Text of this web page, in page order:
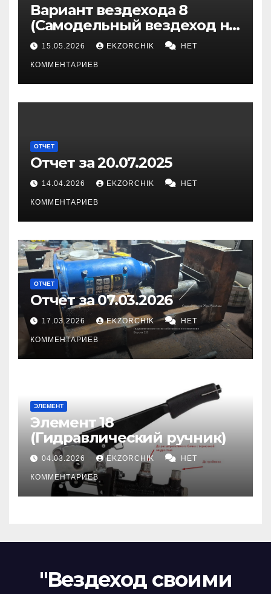
Вариант вездехода 8
(Самодельный вездеход на
гусеницах)
15.05.2026 EKZORCHIK НЕТ
КОММЕНТАРИЕВ
ОТЧЕТ
Отчет за 20.07.2025
14.04.2026 EKZORCHIK НЕТ
КОММЕНТАРИЕВ
ОТЧЕТ
Отчет за 07.03.2026
17.03.2026 EKZORCHIK НЕТ
КОММЕНТАРИЕВ
ЭЛЕМЕНТ
Элемент 18
(Гидравлический ручник)
04.03.2026 EKZORCHIK НЕТ
КОММЕНТАРИЕВ
"Вездеход своими